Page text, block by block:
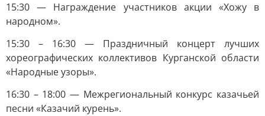
15:30 — Награждение участников акции «Хожу в
народном».
15:30 – 16:30 — Праздничный концерт лучших
хореографических коллективов Курганской области
«Народные узоры».
16:30 – 18:00 — Межрегиональный конкурс казачьей
песни «Казачий курень».